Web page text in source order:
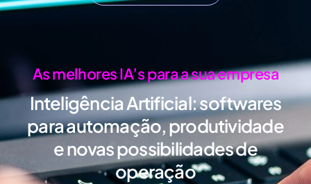
As melhores IA’s para a sua empresa
Inteligência Artificial:softwares
para automação, produtividade
e novas possibilidades de
operação